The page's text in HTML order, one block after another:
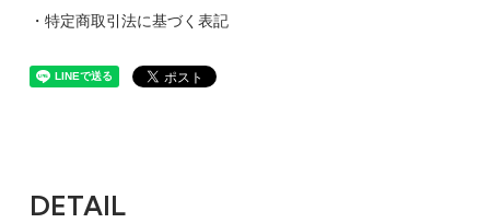
・特定商取引法に基づく表記
DETAIL